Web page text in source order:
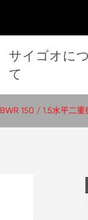
サイゴオに
て
BWR 150 / 1.5水平二